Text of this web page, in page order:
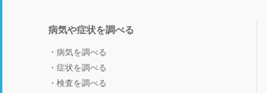
病気や症状を調べる
病気を調べる
症状を調べる
検査を調べる